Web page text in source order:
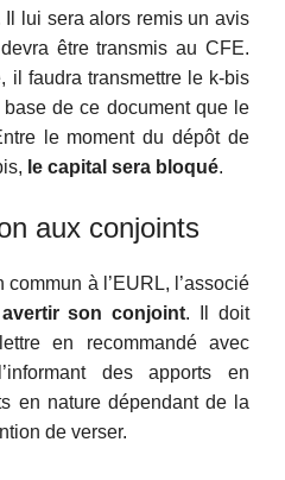
Il lui sera alors remis un avis
être transmis au CFE.
il faudra transmettre le k-bis
de ce document que le
le moment du dépôt de
le capital sera bloqué.
aux conjoints
commun à l’EURL, l’associé
avertir son conjoint. Il doit
en recommandé avec
des apports en
en nature dépendant de la
de verser.